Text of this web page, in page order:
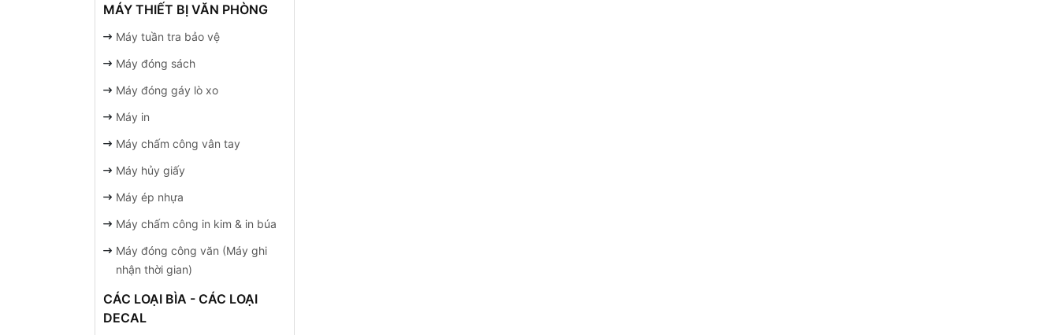
MÁY THIẾT BỊ VĂN PHÒNG
Máy tuần tra bảo vệ
Máy đóng sách
Máy đóng gáy lò xo
Máy in
Máy chấm công vân tay
Máy hủy giấy
Máy ép nhựa
Máy chấm công in kim & in búa
Máy đóng công văn (Máy ghi
nhận thời gian)
CÁC LOẠI BÌA - CÁC LOẠI
DECAL